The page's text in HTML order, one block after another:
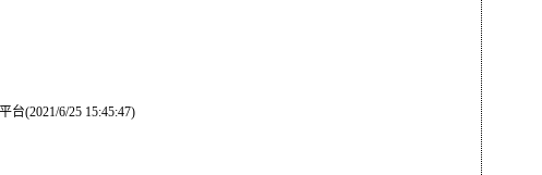
台(2021/6/25 15:45:47)